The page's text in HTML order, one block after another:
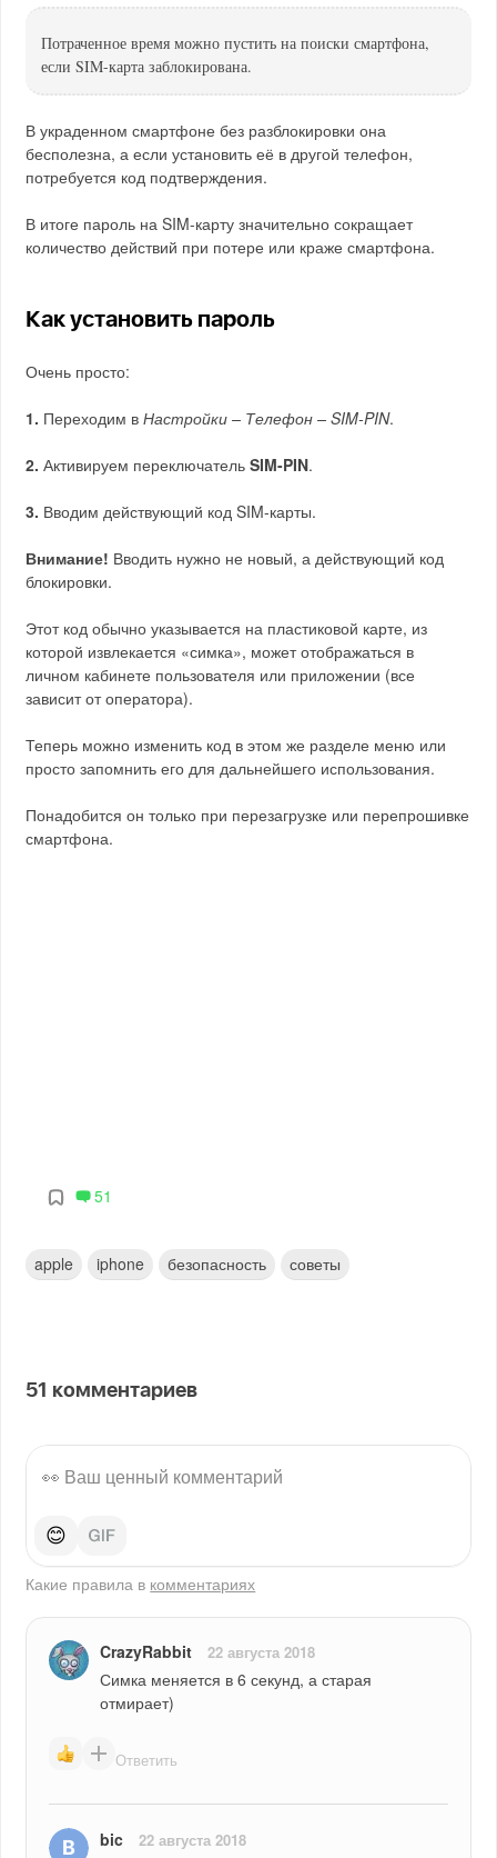
Потраченное время можно пустить на поиски смартфона,
если SIM-карта заблокирована.
В украденном смартфоне без разблокировки она
бесполезна, а если установить её в другой телефон,
потребуется код подтверждения.
В итоге пароль на SIM-карту значительно сокращает
количество действий при потере или краже смартфона.
Как установить пароль
Очень просто:
1. Переходим вНастройки – Телефон – SIM-PIN.
2. Активируем переключательSIM-PIN.
3. Вводим действующий код SIM-карты.
Внимание! Вводить нужно не новый, а действующий код
блокировки.
Этот код обычно указывается на пластиковой карте, из
которой извлекается «симка», может отображаться в
личном кабинете пользователя или приложении (все
зависит от оператора).
Теперь можно изменить код в этом же разделе меню или
просто запомнить его для дальнейшего использования.
Понадобится он только при перезагрузке или перепрошивке
смартфона.
51
apple iphone безопасность советы
51 комментариев
😊
Какие правила в комментариях
CrazyRabbit 22 августа 2018
Симка меняется в 6 секунд, а старая
отмирает)
Ответить
bic 22 августа 2018